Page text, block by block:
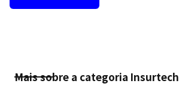
Mais sobre a categoria Insurtech